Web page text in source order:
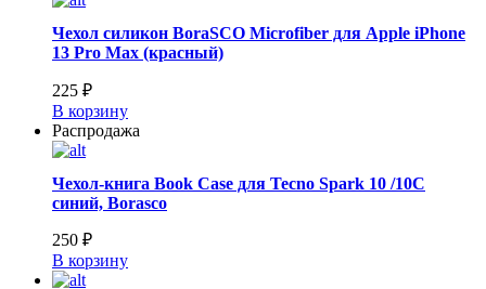
Чехол силикон BoraSCO Microfiber для Apple iPhone
13 Pro Max (красный)
225 ₽
В корзину
Распродажа
Чехол-книга Book Case для Tecno Spark 10 /10C
синий, Borasco
250 ₽
В корзину